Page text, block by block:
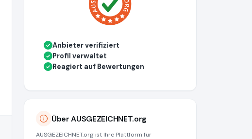
✓ Anbieter verifiziert
✓ Profil verwaltet
✓ Reagiert auf Bewertungen
Über AUSGEZEICHNET.org
AUSGEZEICHNET.org ist Ihre Plattform für